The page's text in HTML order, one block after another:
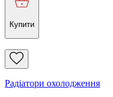
Купити
Радіатори охолодження